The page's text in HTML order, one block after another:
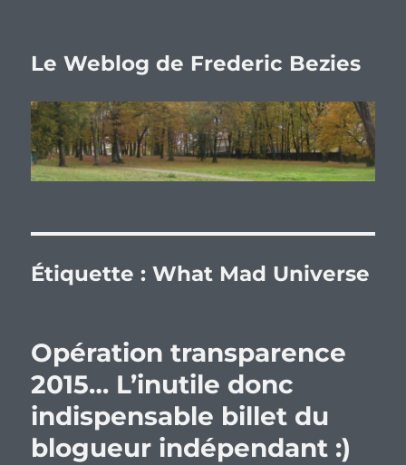
Le Weblog de Frederic Bezies
Étiquette :What Mad Universe
Opération transparence
2015… L’inutile donc
indispensable billet du
blogueur indépendant :)